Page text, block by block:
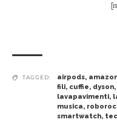
TAGGED: airpods,
fili, cuffie, dyson,
lavapavimenti,
musica,
smartwatch,